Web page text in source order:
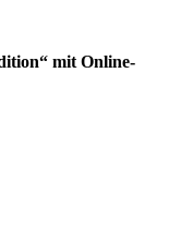
mit Online-